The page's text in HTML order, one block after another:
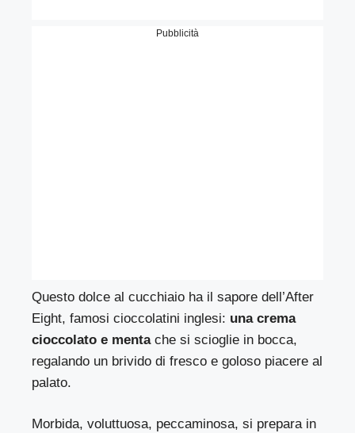
Pubblicità
Questo dolce al cucchiaio ha il sapore dell’After
Eight, famosi cioccolatini inglesi: una crema
cioccolato e mentache si scioglie in bocca,
regalando un brivido di fresco e goloso piacere al
palato.
Morbida, voluttuosa, peccaminosa, si prepara in